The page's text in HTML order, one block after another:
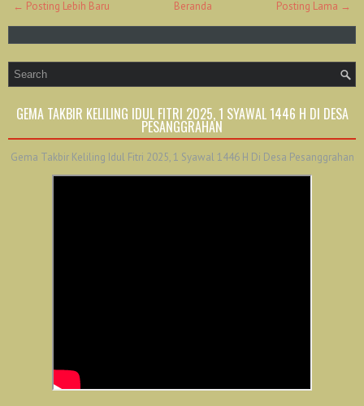
← Posting Lebih Baru Posting Lama →
Beranda
GEMA TAKBIR KELILING IDUL FITRI 2025, 1 SYAWAL 1446 H DI DESA
PESANGGRAHAN
Gema Takbir Keliling Idul Fitri 2025, 1 Syawal 1446 H Di Desa Pesanggrahan